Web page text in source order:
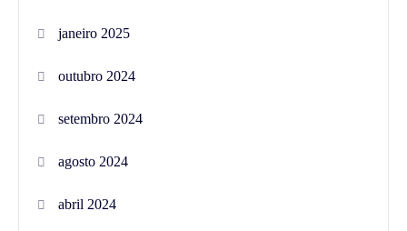
janeiro 2025
outubro 2024
setembro 2024
agosto 2024
abril 2024